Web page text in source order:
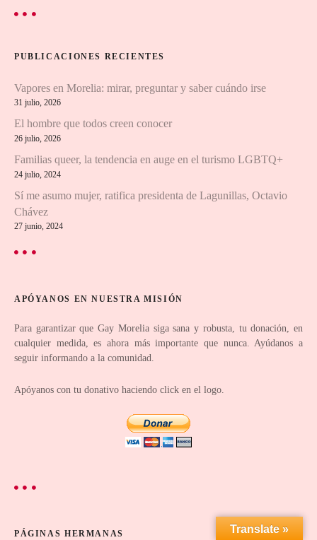
a
ó
n
d
e
e
n
r
a
d
a
c
:
PUBLICACIONES RECIENTES
Vapores en Morelia: mirar, preguntar y saber cuándo irse
31 julio, 2026
El hombre que todos creen conocer
26 julio, 2026
Familias queer, la tendencia en auge en el turismo LGBTQ+
24 julio, 2024
Sí me asumo mujer, ratifica presidenta de Lagunillas, Octavio
Chávez
27 junio, 2024
APÓYANOS EN NUESTRA MISIÓN
Para garantizar que Gay Morelia siga sana y robusta, tu donación, en
cualquier medida, es ahora más importante que nunca. Ayúdanos a
seguir informando a la comunidad.
Apóyanos con tu donativo haciendo click en el logo.
PÁGINAS HERMANAS Translate »